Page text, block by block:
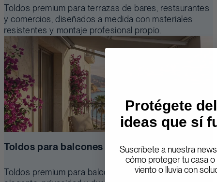
Toldos premium para terrazas de bares, restaurantes
y comercios, diseñados a medida con materiales
resistentes y montaje profesional propio.
Toldos para balcones
Toldos premium para balcones que aportan sombra
Protégete
ideas que sí
Suscríbete a nuestra
cómo proteger tu casa
viento o lluvia con